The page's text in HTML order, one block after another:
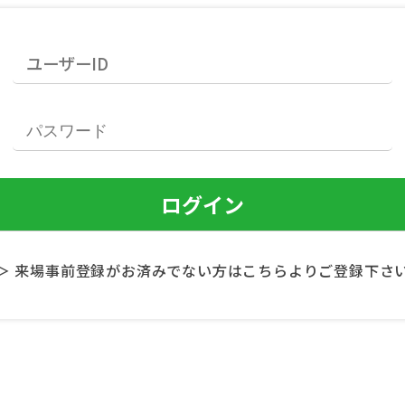
来場事前登録がお済みでない方はこちらよりご登録下さ